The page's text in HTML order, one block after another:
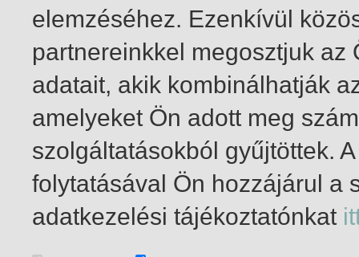
1-1 / total 1 hit
elemzéséhez. Ezenkívül
partnereinkkel megosztjuk
adatait, akik kombinálhatják
amelyeket Ön adott meg
szolgáltatásokból gyűjtöttek.
folytatásával Ön hozzájárul a
adatkezelési tájékoztatónkat